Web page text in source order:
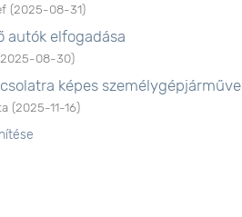
(2025-08-31)
autók elfogadása
2025-08-30)
képes
(2025-11-16)